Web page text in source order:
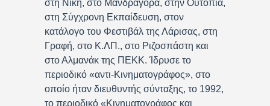
στη Νίκη, στο Μανδραγόρα, στην Ουτοπία,
στη Σύγχρονη Εκπαίδευση, στον
κατάλογο του Φεστιβάλ της Λάρισας, στη
Γραφή, στο Κ.ΛΠ., στο Ριζοσπάστη και
στο Αλμανάκ της ΠΕΚΚ. Ίδρυσε το
περιοδικό «αντι-Κινηματογράφος», στο
οποίο ήταν διευθυντής σύνταξης, το 1992,
το περιοδικό «Κινηματογράφος και